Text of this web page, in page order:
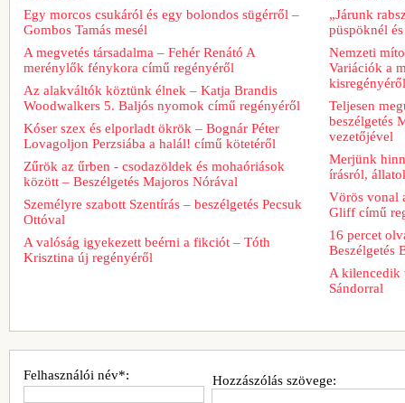
Egy morcos csukáról és egy bolondos sügérről –
Gombos Tamás mesél
A megvetés társadalma – Fehér Renátó A
merénylők fénykora című regényéről
Az alakváltók köztünk élnek – Katja Brandis
Woodwalkers 5. Baljós nyomok című regényéről
Kóser szex és elporladt ökrök – Bognár Péter
Lovagoljon Perzsiába a halál! című kötetéről
Zűrök az űrben - csodazöldek és mohaóriások
között – Beszélgetés Majoros Nórával
Személyre szabott Szentírás – beszélgetés Pecsuk
Ottóval
A valóság igyekezett beérni a fikciót – Tóth
Krisztina új regényéről
„Járunk
püspöknél
Nemzeti
Variációk a
kisregényéről
Teljesen
beszélgetés
vezetőjével
Merjünk
írásról,
Vörös vonal
Gliff című
16 percet
Beszélgetés
A kilencedik
Sándorral
Hozzászólás szövege:
Felhasználói név*: